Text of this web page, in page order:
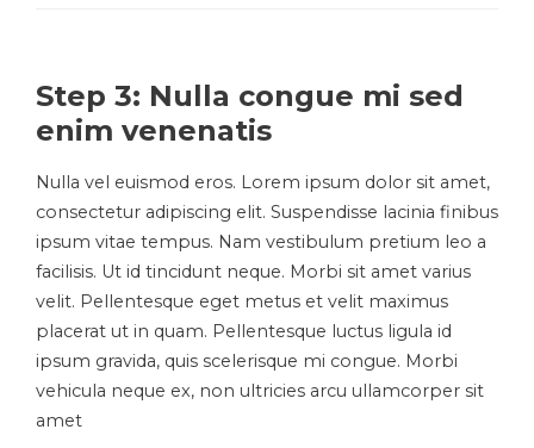
Step 3: Nulla congue mi sed
enim venenatis
Nulla vel euismod eros. Lorem ipsum dolor sit amet,
consectetur adipiscing elit. Suspendisse lacinia finibus
ipsum vitae tempus. Nam vestibulum pretium leo a
facilisis. Ut id tincidunt neque. Morbi sit amet varius
velit. Pellentesque eget metus et velit maximus
placerat ut in quam. Pellentesque luctus ligula id
ipsum gravida, quis scelerisque mi congue. Morbi
vehicula neque ex, non ultricies arcu ullamcorper sit
amet